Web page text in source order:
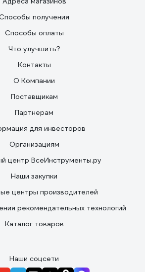
получения
Способы оплаты
Что улучшить?
Контакты
О Компании
Поставщикам
Партнерам
для инвесторов
Организациям
центр ВсеИнструменты.ру
Наши закупки
центры производителей
рекомендательных технологий
Каталог товаров
Наши соцсети